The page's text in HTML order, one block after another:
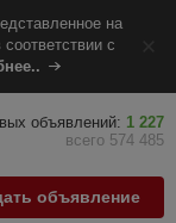
на
с
объявлений: 1 227
всего 574 485
объявление